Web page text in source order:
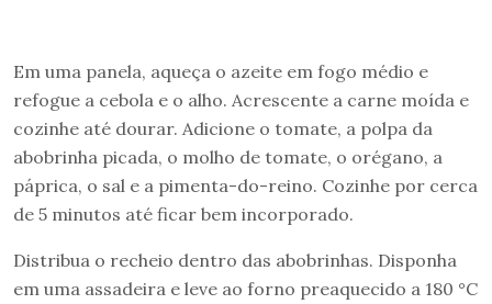
Em uma panela, aqueça o azeite em fogo médio e
refogue a cebola e o alho. Acrescente a carne moída e
cozinhe até dourar. Adicione o tomate, a polpa da
abobrinha picada, o molho de tomate, o orégano, a
páprica, o sal e a pimenta-do-reino. Cozinhe por cerca
de 5 minutos até ficar bem incorporado.
Distribua o recheio dentro das abobrinhas. Disponha
em uma assadeira e leve ao forno preaquecido a 180 °C